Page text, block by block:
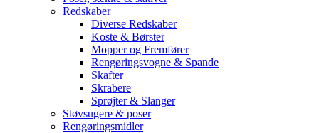
Redskaber
Diverse Redskaber
Koste & Børster
Mopper og Fremfører
Rengøringsvogne & Spande
Skafter
Skrabere
Sprøjter & Slanger
Støvsugere & poser
Rengøringsmidler